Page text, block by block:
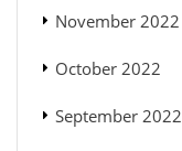
November 2022
October 2022
September 2022